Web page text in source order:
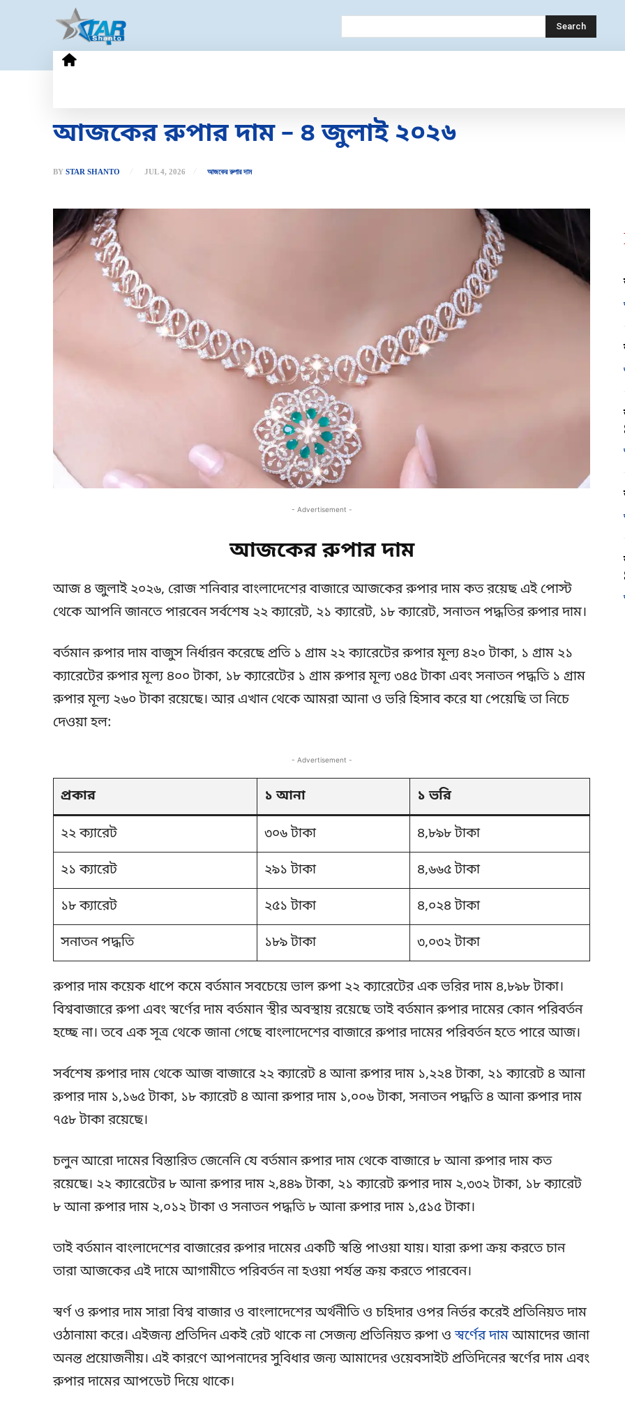
Search
আজকের রুপার দাম – ৪ জুলাই ২০২৬
BY STAR SHANTO JUL 4, 2026 আজকের রুপার দাম
- Advertisement -
আজকের রুপার দাম
আজ ৪ জুলাই ২০২৬, রোজ শনিবার বাংলাদেশের বাজারে আজকের রুপার দাম কত রয়েছ এই পোস্ট
থেকে আপনি জানতে পারবেন সর্বশেষ ২২ ক্যারেট, ২১ ক্যারেট, ১৮ ক্যারেট, সনাতন পদ্ধতির রুপার দাম।
বর্তমান রুপার দাম বাজুস নির্ধারন করেছে প্রতি ১ গ্রাম ২২ ক্যারেটের রুপার মূল্য ৪২০ টাকা, ১ গ্রাম ২১
ক্যারেটের রুপার মূল্য ৪০০ টাকা, ১৮ ক্যারেটের ১ গ্রাম রুপার মূল্য ৩৪৫ টাকা এবং সনাতন পদ্ধতি ১ গ্রাম
রুপার মূল্য ২৬০ টাকা রয়েছে। আর এখান থেকে আমরা আনা ও ভরি হিসাব করে যা পেয়েছি তা নিচে
দেওয়া হল:
- Advertisement -
প্রকার ১ আনা ১ ভরি
২২ ক্যারেট ৩০৬ টাকা ৪,৮৯৮ টাকা
২১ ক্যারেট ২৯১ টাকা ৪,৬৬৫ টাকা
১৮ ক্যারেট ২৫১ টাকা ৪,০২৪ টাকা
সনাতন পদ্ধতি ১৮৯ টাকা ৩,০৩২ টাকা
রুপার দাম কয়েক ধাপে কমে বর্তমান সবচেয়ে ভাল রুপা ২২ ক্যারেটের এক ভরির দাম ৪,৮৯৮ টাকা।
বিশ্ববাজারে রুপা এবং স্বর্ণের দাম বর্তমান স্থীর অবস্থায় রয়েছে তাই বর্তমান রুপার দামের কোন পরিবর্তন
হচ্ছে না। তবে এক সূত্র থেকে জানা গেছে বাংলাদেশের বাজারে রুপার দামের পরিবর্তন হতে পারে আজ।
সর্বশেষ রুপার দাম থেকে আজ বাজারে ২২ ক্যারেট ৪ আনা রুপার দাম ১,২২৪ টাকা, ২১ ক্যারেট ৪ আনা
রুপার দাম ১,১৬৫ টাকা, ১৮ ক্যারেট ৪ আনা রুপার দাম ১,০০৬ টাকা, সনাতন পদ্ধতি ৪ আনা রুপার দাম
৭৫৮ টাকা রয়েছে।
চলুন আরো দামের বিস্তারিত জেনেনি যে বর্তমান রুপার দাম থেকে বাজারে ৮ আনা রুপার দাম কত
রয়েছে। ২২ ক্যারেটের ৮ আনা রুপার দাম ২,৪৪৯ টাকা, ২১ ক্যারেট রুপার দাম ২,৩৩২ টাকা, ১৮ ক্যারেট
৮ আনা রুপার দাম ২,০১২ টাকা ও সনাতন পদ্ধতি ৮ আনা রুপার দাম ১,৫১৫ টাকা।
তাই বর্তমান বাংলাদেশের বাজারের রুপার দামের একটি স্বস্তি পাওয়া যায়। যারা রুপা ক্রয় করতে চান
তারা আজকের এই দামে আগামীতে পরিবর্তন না হওয়া পর্যন্ত ক্রয় করতে পারবেন।
স্বর্ণ ও রুপার দাম সারা বিশ্ব বাজার ও বাংলাদেশের অর্থনীতি ও চহিদার ওপর নির্ভর করেই প্রতিনিয়ত দাম
ওঠানামা করে। এইজন্য প্রতিদিন একই রেট থাকে না সেজন্য প্রতিনিয়ত রুপা ওস্বর্ণের দামআমাদের জানা
অনন্ত প্রয়োজনীয়। এই কারণে আপনাদের সুবিধার জন্য আমাদের ওয়েবসাইট প্রতিদিনের স্বর্ণের দাম এবং
রুপার দামের আপডেট দিয়ে থাকে।